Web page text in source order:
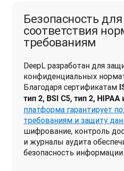
Безопасность для
соответствия
требованиям
DeepL разработан для
конфиденциальных
Благодаря сертификатам
тип 2, BSI C5, тип 2, HIPAA
платформа гарантирует
требованиям и защиту
шифрование, контроль
и журналы аудита
безопасность